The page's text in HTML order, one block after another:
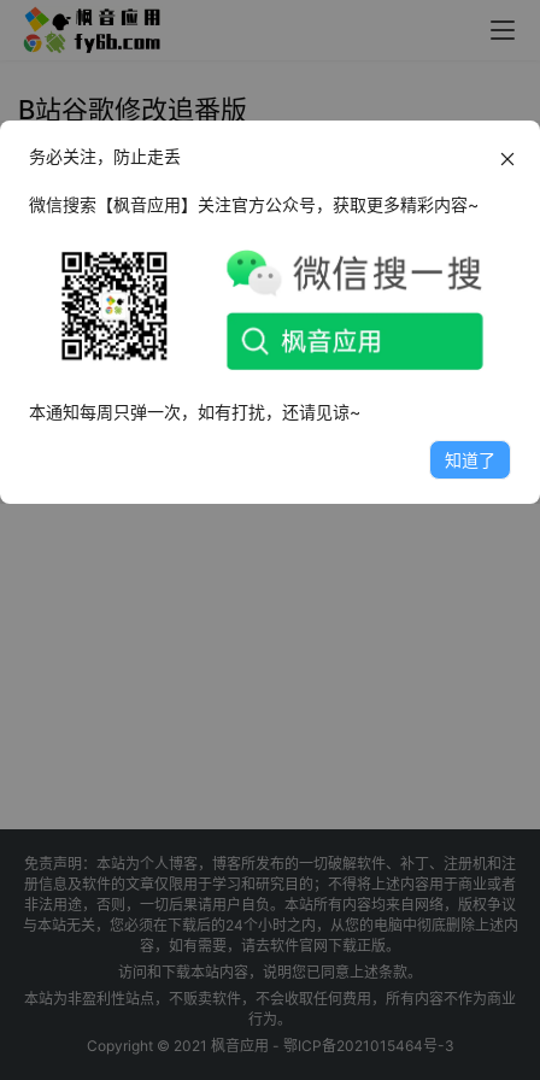
B站谷歌修改追番版
Android 哔哩哔哩 v2.10.1 谷歌修改
追番版
2021年12月15日
免责声明：本站为个人博客，博客所发布的一切破解软件、补丁、注册机和注
册信息及软件的文章仅限用于学习和研究目的；不得将上述内容用于商业或者
非法用途，否则，一切后果请用户自负。本站所有内容均来自网络，版权争议
与本站无关，您必须在下载后的24个小时之内，从您的电脑中彻底删除上述内
容，如有需要，请去软件官网下载正版。
访问和下载本站内容，说明您已同意上述条款。
本站为非盈利性站点，不贩卖软件，不会收取任何费用，所有内容不作为商业
行为。
Copyright © 2021 枫音应用 - 鄂ICP备2021015464号-3
务必关注，防止走丢
微信搜索【枫音应用】关注官方公众号，获取更多精彩内容~
本通知每周只弹一次，如有打扰，还请见谅~
知道了